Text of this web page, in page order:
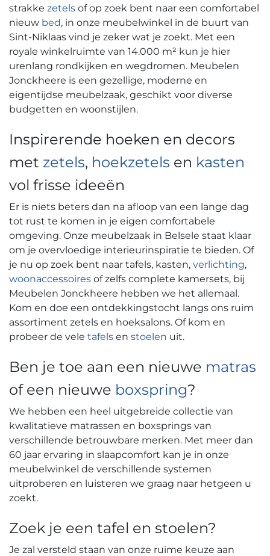
strakke zetels of op zoek bent naar een comfortabel
nieuw bed, in onze meubelwinkel in de buurt van
Sint-Niklaas vind je zeker wat je zoekt. Met een
royale winkelruimte van 14.000 m² kun je hier
urenlang rondkijken en wegdromen. Meubelen
Jonckheere is een gezellige, moderne en
eigentijdse meubelzaak, geschikt voor diverse
budgetten en woonstijlen.
Inspirerende hoeken en decors
met zetels, hoekzetels en kasten
vol frisse ideeën
Er is niets beters dan na afloop van een lange dag
tot rust te komen in je eigen comfortabele
omgeving. Onze meubelzaak in Belsele staat klaar
om je overvloedige interieurinspiratie te bieden. Of
je nu op zoek bent naar tafels, kasten, verlichting,
woonaccessoires of zelfs complete kamersets, bij
Meubelen Jonckheere hebben we het allemaal.
Kom en doe een ontdekkingstocht langs ons ruim
assortiment zetels en hoeksalons. Of kom en
probeer de vele tafels en stoelen uit.
Ben je toe aan een nieuwe matras
of een nieuwe boxspring?
We hebben een heel uitgebreide collectie van
kwalitatieve matrassen en boxsprings van
verschillende betrouwbare merken. Met meer dan
60 jaar ervaring in slaapcomfort kan je in onze
meubelwinkel de verschillende systemen
uitproberen en luisteren we graag naar hetgeen u
zoekt.
Zoek je een tafel en stoelen?
Je zal versteld staan van onze ruime keuze aan